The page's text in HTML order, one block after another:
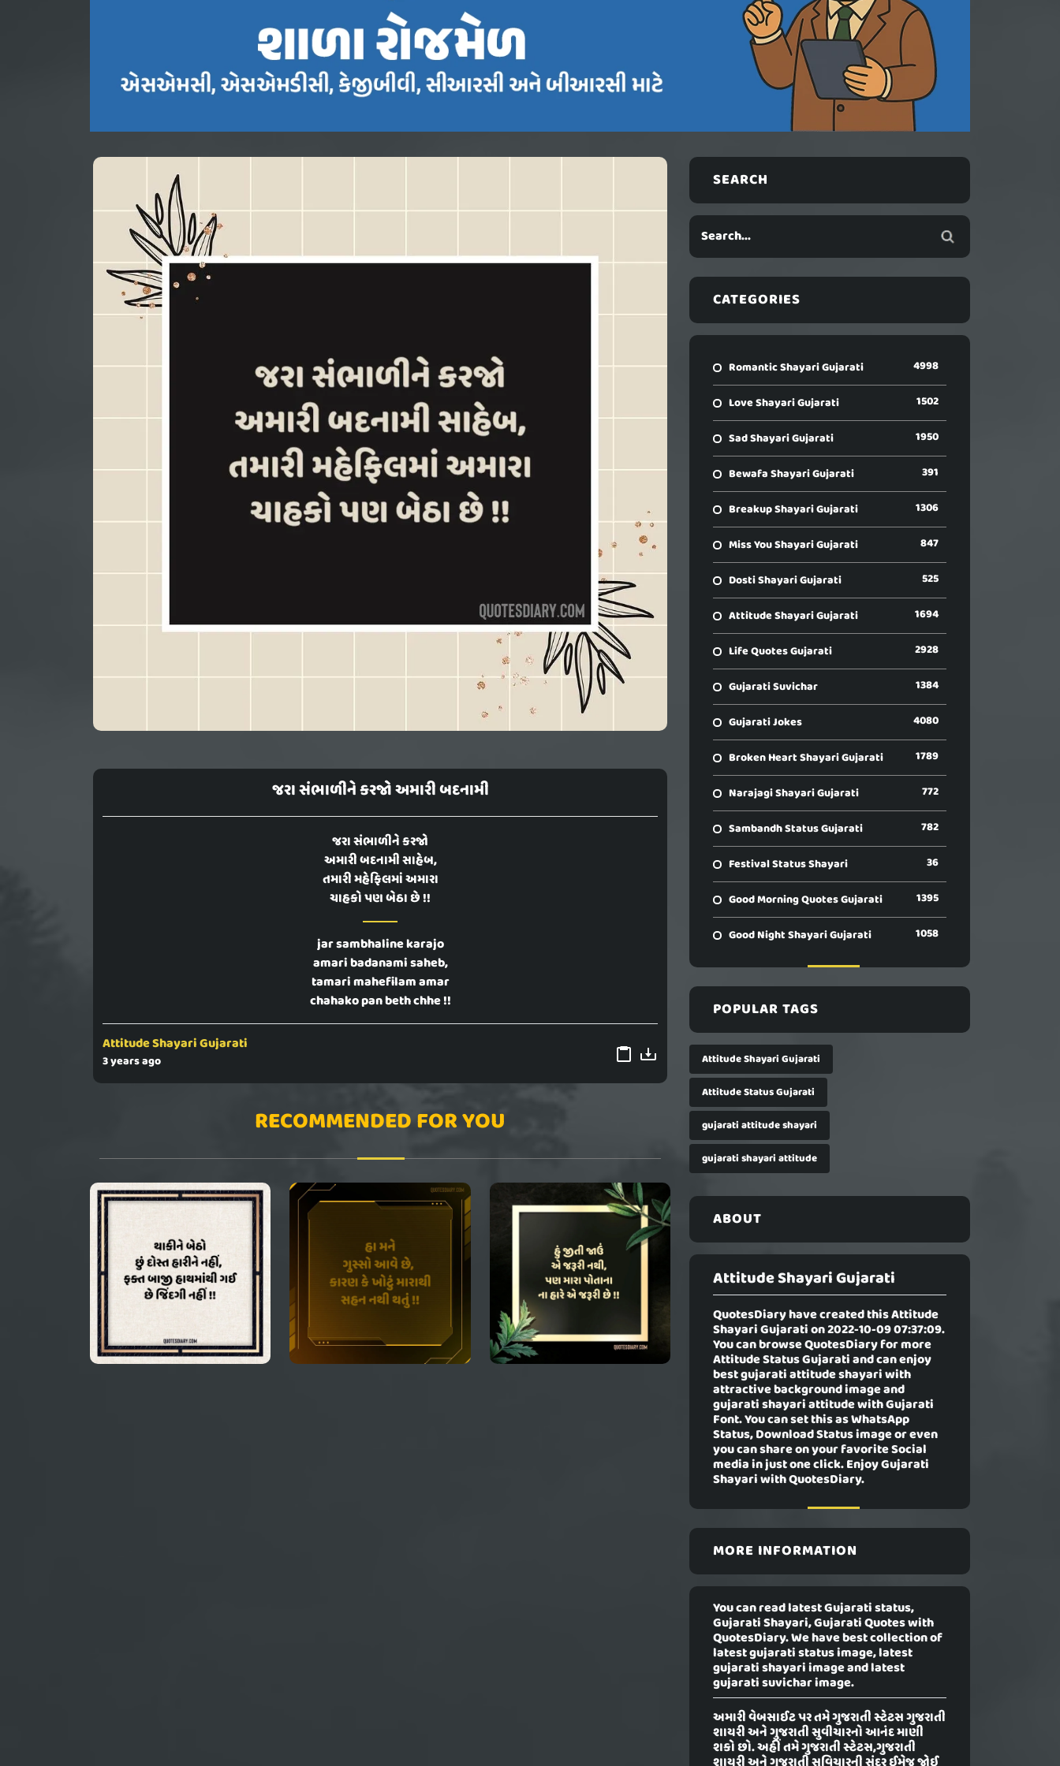
જરા સંભાળીને કરજો અમારી બદનામી
જરા સંભાળીને કરજો
અમારી બદનામી સાહેબ,
તમારી મહેફિલમાં અમારા
ચાહકો પણ બેઠા છે !!
jar sambhaline karajo
amari badanami saheb,
tamari mahefilam amar
chahako pan beth chhe !!
Attitude Shayari Gujarati
3 years ago
RECOMMENDED FOR YOU
SEARCH
CATEGORIES
Romantic Shayari Gujarati 4998
Love Shayari Gujarati 1502
Sad Shayari Gujarati 1950
Bewafa Shayari Gujarati 391
Breakup Shayari Gujarati 1306
Miss You Shayari Gujarati 847
Dosti Shayari Gujarati 525
Attitude Shayari Gujarati 1694
Life Quotes Gujarati 2928
Gujarati Suvichar 1384
Gujarati Jokes 4080
Broken Heart Shayari Gujarati 1789
Narajagi Shayari Gujarati 772
Sambandh Status Gujarati 782
Festival Status Shayari 36
Good Morning Quotes Gujarati 1395
Good Night Shayari Gujarati 1058
POPULAR TAGS
Attitude Shayari Gujarati
Attitude Status Gujarati
gujarati attitude shayari
gujarati shayari attitude
ABOUT
Attitude Shayari Gujarati
QuotesDiary have created thisAttitude
Shayari Gujaration 2022-10-09 07:37:09.
You can browse QuotesDiary for more
Attitude Status Gujarati and can enjoy
best gujarati attitude shayari with
attractive background image and
gujarati shayari attitude with Gujarati
Font. You can set this as WhatsApp
Status, Download Status image or even
you can share on your favorite Social
media in just one click. Enjoy Gujarati
Shayari with QuotesDiary.
MORE INFORMATION
You can read latest Gujarati status,
Gujarati Shayari, Gujarati Quotes with
QuotesDiary. We have best collection of
latest gujarati status image, latest
gujarati shayari image and latest
gujarati suvichar image.
અમારી વેબસાઈટ પર તમે ગુજરાતી સ્ટેટસ ગુજરાતી
શાયરી અને ગુજરાતી સુવીચારનો આનંદ માણી
શકો છો. અહીં તમે ગુજરાતી સ્ટેટસ,ગુજરાતી